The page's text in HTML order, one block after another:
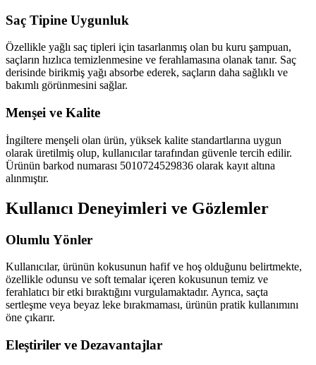
Saç Tipine Uygunluk
Özellikle yağlı saç tipleri için tasarlanmış olan bu kuru şampuan,
saçların hızlıca temizlenmesine ve ferahlamasına olanak tanır. Saç
derisinde birikmiş yağı absorbe ederek, saçların daha sağlıklı ve
bakımlı görünmesini sağlar.
Menşei ve Kalite
İngiltere menşeli olan ürün, yüksek kalite standartlarına uygun
olarak üretilmiş olup, kullanıcılar tarafından güvenle tercih edilir.
Ürünün barkod numarası 5010724529836 olarak kayıt altına
alınmıştır.
Kullanıcı Deneyimleri ve Gözlemler
Olumlu Yönler
Kullanıcılar, ürünün kokusunun hafif ve hoş olduğunu belirtmekte,
özellikle odunsu ve soft temalar içeren kokusunun temiz ve
ferahlatıcı bir etki bıraktığını vurgulamaktadır. Ayrıca, saçta
sertleşme veya beyaz leke bırakmaması, ürünün pratik kullanımını
öne çıkarır.
Eleştiriler ve Dezavantajlar